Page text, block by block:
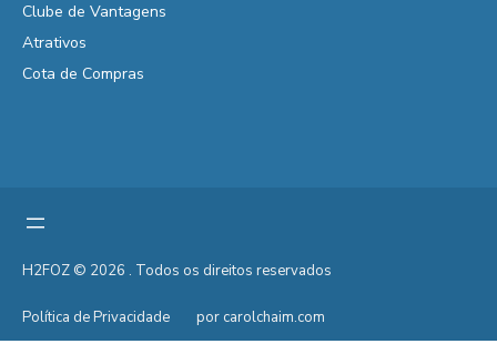
Clube de Vantagens
Atrativos
Cota de Compras
H2FOZ © 2026 . Todos os direitos reservados
Política de Privacidade por carolchaim.com